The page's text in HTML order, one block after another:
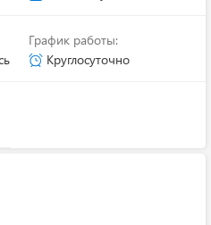
График работы:
Круглосуточно